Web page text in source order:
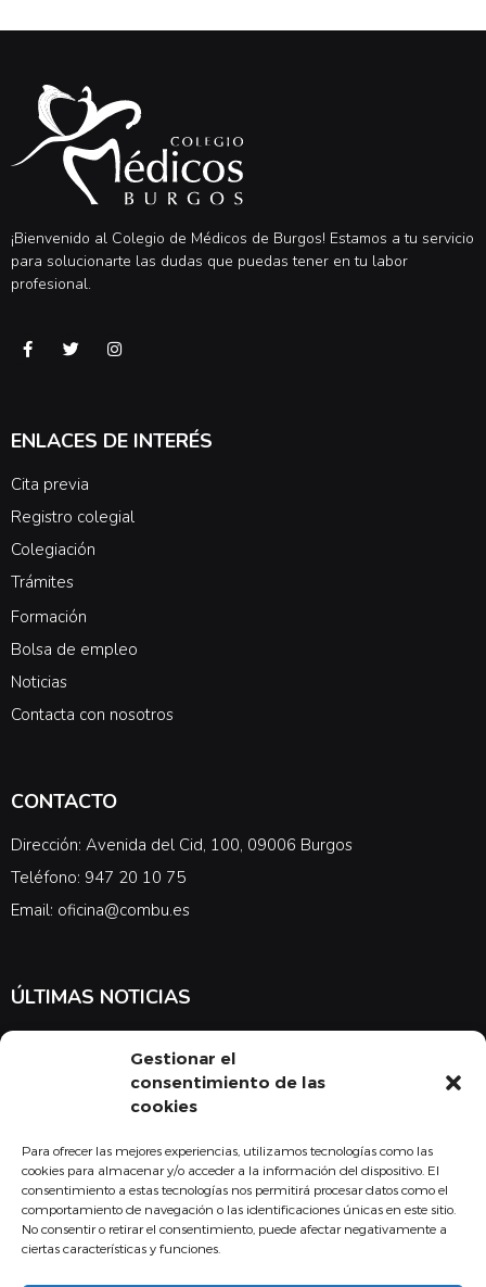
Gestionar el
consentimiento de las
cookies
Para ofrecer las mejores experiencias, utilizamos tecnologías como las
cookies para almacenar y/o acceder a la información del dispositivo. El
consentimiento a estas tecnologías nos permitirá procesar datos como el
comportamiento de navegación o las identificaciones únicas en este sitio.
No consentir o retirar el consentimiento, puede afectar negativamente a
ciertas características y funciones.
¡Bienvenido al Colegio de Médicos de Burgos! Estamos a tu servicio
para solucionarte las dudas que puedas tener en tu labor
profesional.
ENLACES DE INTERÉS
Cita previa
Registro colegial
Colegiación
Trámites
Formación
Bolsa de empleo
Noticias
Contacta con nosotros
CONTACTO
Dirección: Avenida del Cid, 100, 09006 Burgos
Teléfono: 947 20 10 75
Email: oficina@combu.es
ÚLTIMAS NOTICIAS
noticias en cuanto a medicina y el COMBU
Acepto la política de privacidad
Suscribirse